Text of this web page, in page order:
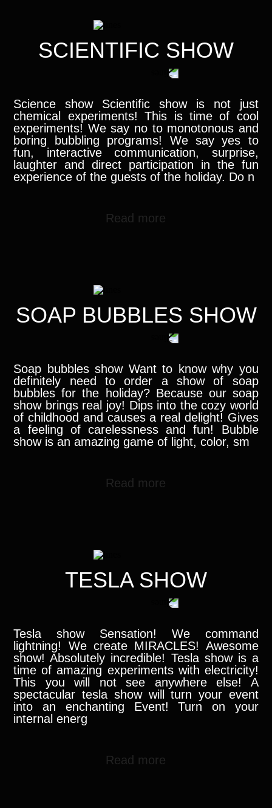
SCIENTIFIC SHOW
Science show Scientific show is not just
chemical experiments! This is time of cool
experiments! We say no to monotonous and
boring bubbling programs! We say yes to
fun, interactive communication, surprise,
laughter and direct participation in the fun
experience of the guests of the holiday. Do n
Read more
SOAP BUBBLES SHOW
Soap bubbles show Want to know why you
definitely need to order a show of soap
bubbles for the holiday? Because our soap
show brings real joy! Dips into the cozy world
of childhood and causes a real delight! Gives
a feeling of carelessness and fun! Bubble
show is an amazing game of light, color, sm
Read more
TESLA SHOW
Tesla show Sensation! We command
lightning! We create MIRACLES! Awesome
show! Absolutely incredible! Tesla show is a
time of amazing experiments with electricity!
This you will not see anywhere else! A
spectacular tesla show will turn your event
into an enchanting Event! Turn on your
internal energ
Read more